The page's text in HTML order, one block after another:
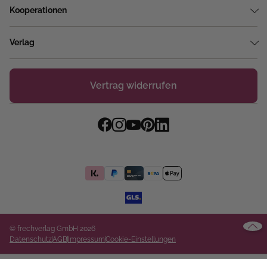
Kooperationen
Verlag
Vertrag widerrufen
© frechverlag GmbH 2026
DatenschutzAGBImpressumCookie-Einstellungen